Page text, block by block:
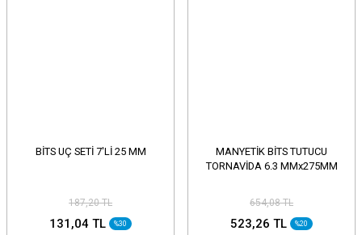
BİTS UÇ SETİ 7'Lİ 25 MM
187,20 TL
131,04 TL %30
MANYETİK BİTS TUTUCU
TORNAVİDA 6.3 MMx275MM
654,08 TL
523,26 TL %20